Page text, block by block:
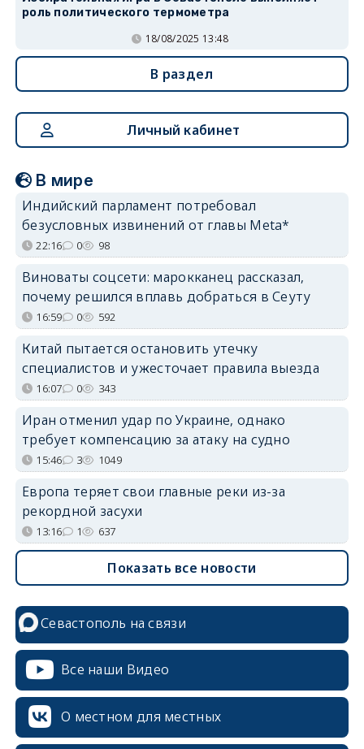
роль политического термометра
18/08/2025 13:48
В раздел
Личный кабинет
В мире
Индийский парламент потребовал
безусловных извинений от главы Meta*
22:16 0 98
Виноваты соцсети: марокканец рассказал,
почему решился вплавь добраться в Сеуту
16:59 0 592
Китай пытается остановить утечку
специалистов и ужесточает правила выезда
16:07 0 343
Иран отменил удар по Украине, однако
требует компенсацию за атаку на судно
15:46 3 1049
Европа теряет свои главные реки из-за
рекордной засухи
13:16 1 637
Показать все новости
Севастополь на связи
Все наши Видео
О местном для местных